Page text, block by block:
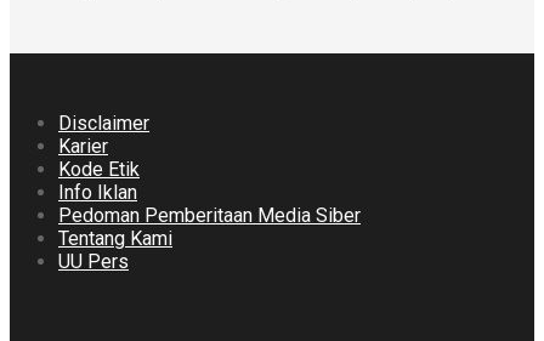
Disclaimer
Karier
Kode Etik
Info Iklan
Pedoman Pemberitaan Media Siber
Tentang Kami
UU Pers